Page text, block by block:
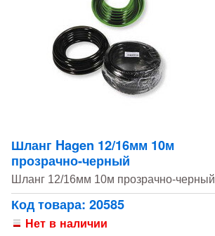
Шланг Hagen 12/16мм 10м
прозрачно-черный
Шланг 12/16мм 10м прозрачно-черный
Код товара: 20585
Нет в наличии